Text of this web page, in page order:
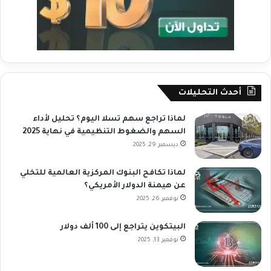
أحدث التحليلات
لماذا تراجع سهم تسلا اليوم؟ تحليل لأداء
السهم والضغوط التنظيمية في نهاية 2025
ديسمبر 29, 2025
لماذا تكافح البنوك المركزية العالمية للتخلي
عن هيمنة الدولار الأمريكي؟
نوفمبر 26, 2025
البيتكوين يتراجع إلى 100 ألف دولار
نوفمبر 13, 2025